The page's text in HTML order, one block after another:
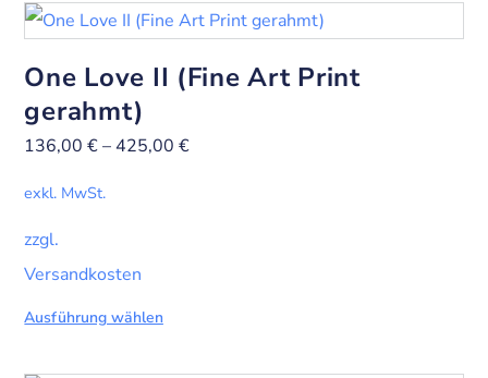
One Love II (Fine Art Print
gerahmt)
136,00€– 425,00€
exkl. MwSt.
zzgl.
Versandkosten
Ausführung wählen